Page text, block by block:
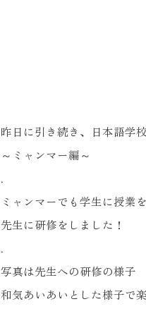
昨日に引き続き、日本語学
～ミャンマー編～
.
ミャンマーでも学生に授業
先生に研修をしました！
.
写真は先生への研修の様子
和気あいあいとした様子で